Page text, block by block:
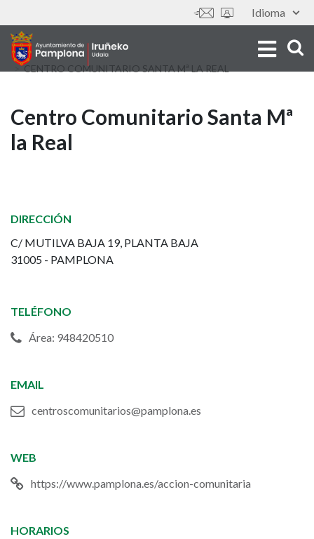
to
main
content
Idioma
Tools
CENTRO COMUNITARIO SANTA Mª LA REAL
Centro
Comunitario
Mª
la
Real
Centro Comunitario Santa Mª
la Real
DIRECCIÓN
C/ MUTILVA BAJA 19, PLANTA BAJA
31005 - PAMPLONA
TELÉFONO
Área: 948420510
EMAIL
centroscomunitarios@pamplona.es
WEB
https://www.pamplona.es/accion-comunitaria
HORARIOS